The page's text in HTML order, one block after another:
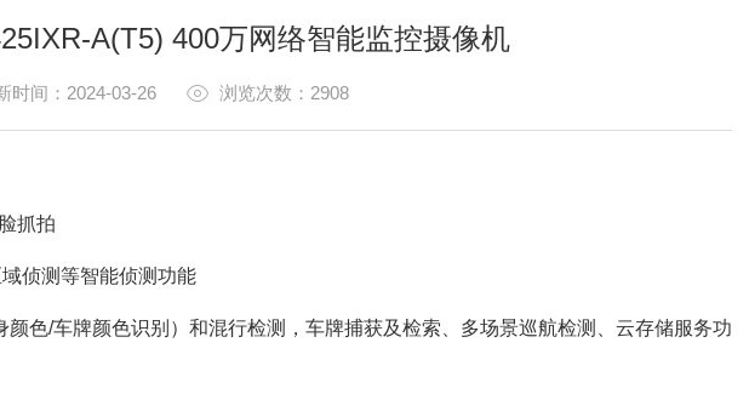
A(T5) 400万网络智能监控摄像机
时间：2024-03-26 浏览次数：2908
抓拍
侦测等智能侦测功能
色/车牌颜色识别）和混行检测，车牌捕获及检索、多场景巡航检测、云存储服务功